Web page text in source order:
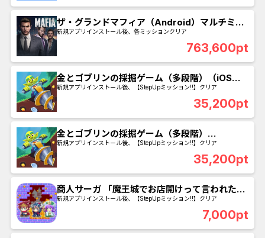
ザ・グランドマフィア（Android）マルチミッ
ション
新規アプリインストール後、各ミッションクリア
763,600pt
金とゴブリンの採掘ゲーム（多段階）（iOS） -
鉱山42に到達
新規アプリインストール後、【StepUpミッション!!】クリア
35,200pt
金とゴブリンの採掘ゲーム（多段階）
（Android） - 鉱山42に到達
新規アプリインストール後、【StepUpミッション!!】クリア
35,200pt
商人サーガ 「魔王城でお店開けって言われた」
（多段階）（iOS） - 600階クリア
新規アプリインストール後、【StepUpミッション!!】クリア
7,000pt